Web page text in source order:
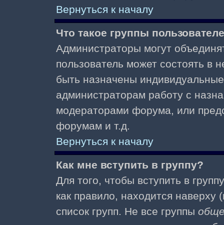
Вернуться к началу
Что такое группы
Администраторы могут
пользователь может состоять в
быть назначены
администраторам работу с
модераторами форума, или
форумам и т.д.
Вернуться к началу
Как мне вступить в группу?
Для того, чтобы вступить в
как правило, находится
список групп. Не все группы